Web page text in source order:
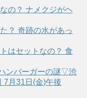
の？ ナメクジがヘ
？ 奇跡の水があっ
はセットなの？ 食
ンバーガーの謎▽渋
月31日(金)午後